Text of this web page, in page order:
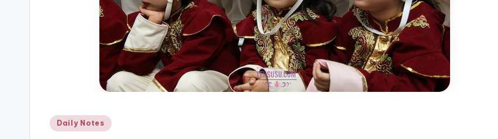
Posted
Daily Notes